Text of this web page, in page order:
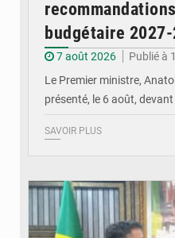
budgétaire
7 août 2026
Publié à
Le Premier ministre,
présenté, le 6 août,
SAVOIR PLUS